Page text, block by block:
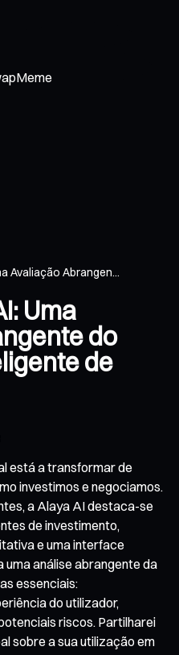
Meme
Avaliação Abrangen...
Uma
do
de
está a transformar de
investimos e negociamos.
a Alaya AI destaca-se
de investimento,
e uma interface
análise abrangente da
essenciais:
do utilizador,
riscos. Partilharei
sobre a sua utilização em